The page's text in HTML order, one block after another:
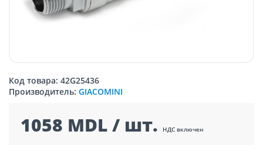
Код товара: 42G25436
Производитель: GIACOMINI
1058 MDL / шт. НДС включен